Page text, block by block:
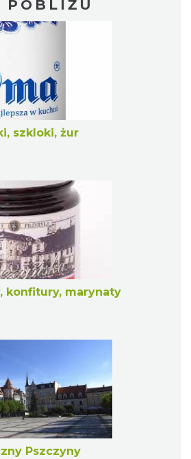
POBLIŻU
szkloki, żur
konfitury, marynaty
Pszczyny